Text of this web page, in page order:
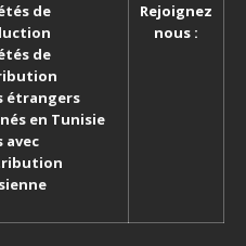
de
de
étrangers
en Tunisie
avec
Rejoignez
nous :